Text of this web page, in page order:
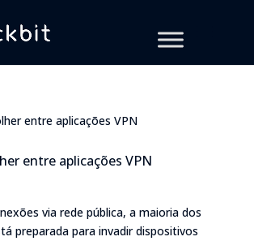
entre aplicações VPN
via rede pública, a maioria dos
preparada para invadir dispositivos